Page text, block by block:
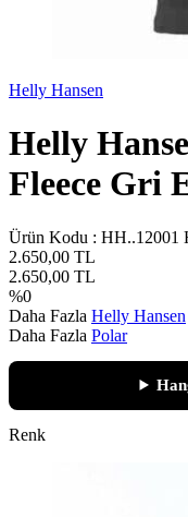
Helly Hansen
Helly
Fleece Gri
Ürün Kodu : HH..12001
2.650,00 TL
2.650,00 TL
%0
Daha Fazla Helly Hansen
Daha Fazla Polar
Renk